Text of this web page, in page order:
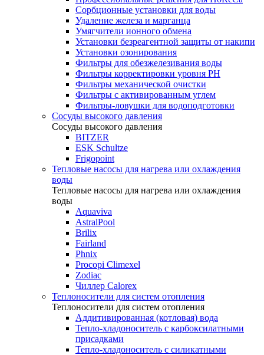
Сорбционные установки для воды
Удаление железа и марганца
Умягчители ионного обмена
Установки безреагентной защиты от накипи
Установки озонирования
Фильтры для обезжелезивания воды
Фильтры корректировки уровня PH
Фильтры механической очистки
Фильтры с активированным углем
Фильтры-ловушки для водоподготовки
Сосуды высокого давления
Сосуды высокого давления
BITZER
ESK Schultze
Frigopoint
Тепловые насосы для нагрева или охлаждения
воды
Тепловые насосы для нагрева или охлаждения
воды
Aquaviva
AstralPool
Brilix
Fairland
Phnix
Procopi Climexel
Zodiac
Чиллер Calorex
Теплоносители для систем отопления
Теплоносители для систем отопления
Аддитивированная (котловая) вода
Тепло-хладоноситель с карбоксилатными
присадками
Тепло-хладоноситель с силикатными